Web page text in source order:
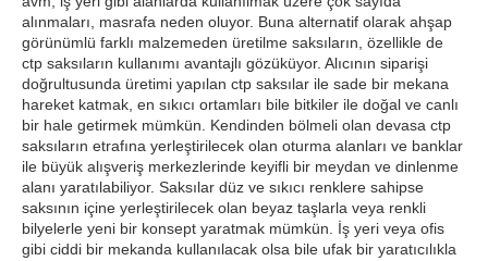
alınmaları, masrafa neden oluyor. Buna alternatif olarak ahşap
görünümlü farklı malzemeden üretilme saksıların, özellikle de
ctp saksıların kullanımı avantajlı gözüküyor. Alıcının siparişi
doğrultusunda üretimi yapılan ctp saksılar ile sade bir mekana
hareket katmak, en sıkıcı ortamları bile bitkiler ile doğal ve canlı
bir hale getirmek mümkün. Kendinden bölmeli olan devasa ctp
saksıların etrafına yerleştirilecek olan oturma alanları ve banklar
ile büyük alışveriş merkezlerinde keyifli bir meydan ve dinlenme
alanı yaratılabiliyor. Saksılar düz ve sıkıcı renklere sahipse
saksının içine yerleştirilecek olan beyaz taşlarla veya renkli
bilyelerle yeni bir konsept yaratmak mümkün. İş yeri veya ofis
gibi ciddi bir mekanda kullanılacak olsa bile ufak bir yaratıcılıkla